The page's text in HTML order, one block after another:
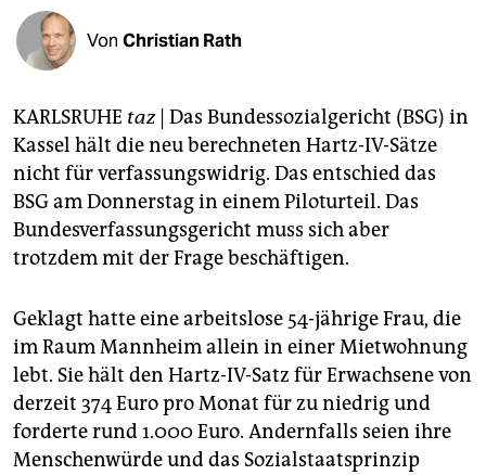
fragen & hilfe
unterstützen
genossenschaft
epaper login
Von Christian Rath
KARLSRUHE taz| Das Bundessozialgericht (BSG) in
Kassel hält die neu berechneten Hartz-IV-Sätze
nicht für verfassungswidrig. Das entschied das
BSG am Donnerstag in einem Piloturteil. Das
Bundesverfassungsgericht muss sich aber
trotzdem mit der Frage beschäftigen.
Geklagt hatte eine arbeitslose 54-jährige Frau, die
im Raum Mannheim allein in einer Mietwohnung
lebt. Sie hält den Hartz-IV-Satz für Erwachsene von
derzeit 374 Euro pro Monat für zu niedrig und
forderte rund 1.000 Euro. Andernfalls seien ihre
Menschenwürde und das Sozialstaatsprinzip